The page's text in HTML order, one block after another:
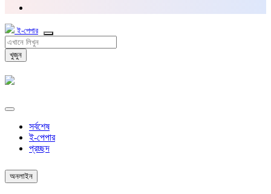
ই-পেপার
খুজুন
সর্বশেষ
ই-পেপার
প্রচ্ছদ
অনলাইন